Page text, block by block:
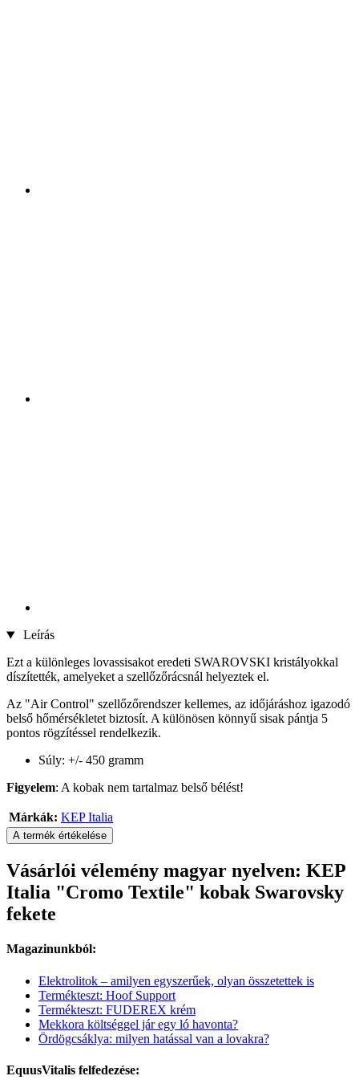
Leírás
Ezt a különleges lovassisakot eredeti SWAROVSKI kristályokkal
díszítették, amelyeket a szellőzőrácsnál helyeztek el.
Az "Air Control" szellőzőrendszer kellemes, az időjáráshoz igazodó
belső hőmérsékletet biztosít. A különösen könnyű sisak pántja 5
pontos rögzítéssel rendelkezik.
Súly: +/- 450 gramm
Figyelem: A kobak nem tartalmaz belső bélést!
Márkák: KEP Italia
A termék értékelése
Vásárlói vélemény magyar nyelven: KEP
Italia "Cromo Textile" kobak Swarovsky
fekete
Magazinunkból:
Elektrolitok – amilyen egyszerűek, olyan összetettek is
Termékteszt: Hoof Support
Termékteszt: FUDEREX krém
Mekkora költséggel jár egy ló havonta?
Ördögcsáklya: milyen hatással van a lovakra?
EquusVitalis felfedezése: